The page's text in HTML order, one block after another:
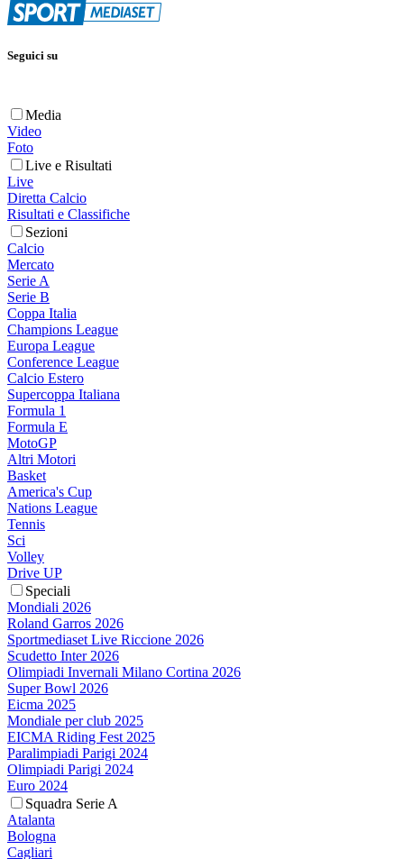
Seguici su
Media
Video
Foto
Live e Risultati
Live
Diretta Calcio
Risultati e Classifiche
Sezioni
Calcio
Mercato
Serie A
Serie B
Coppa Italia
Champions League
Europa League
Conference League
Calcio Estero
Supercoppa Italiana
Formula 1
Formula E
MotoGP
Altri Motori
Basket
America's Cup
Nations League
Tennis
Sci
Volley
Drive UP
Speciali
Mondiali 2026
Roland Garros 2026
Sportmediaset Live Riccione 2026
Scudetto Inter 2026
Olimpiadi Invernali Milano Cortina 2026
Super Bowl 2026
Eicma 2025
Mondiale per club 2025
EICMA Riding Fest 2025
Paralimpiadi Parigi 2024
Olimpiadi Parigi 2024
Euro 2024
Squadra Serie A
Atalanta
Bologna
Cagliari